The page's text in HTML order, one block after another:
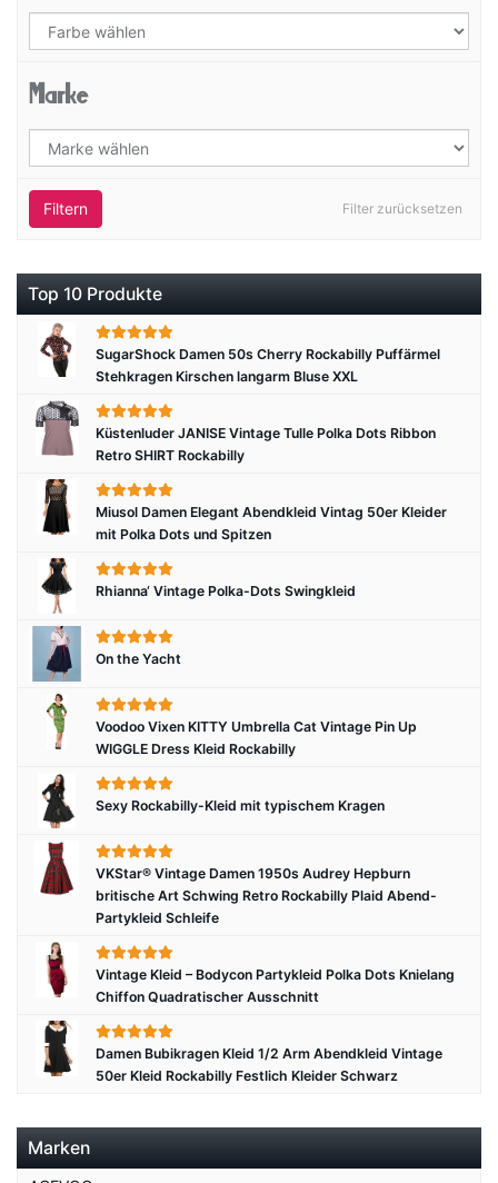
Marke
Filter zurücksetzen
Filtern
Top 10 Produkte
SugarShock Damen 50s Cherry Rockabilly Puffärmel
Stehkragen Kirschen langarm Bluse XXL
Küstenluder JANISE Vintage Tulle Polka Dots Ribbon
Retro SHIRT Rockabilly
Miusol Damen Elegant Abendkleid Vintag 50er Kleider
mit Polka Dots und Spitzen
Rhianna‘ Vintage Polka-Dots Swingkleid
On the Yacht
Voodoo Vixen KITTY Umbrella Cat Vintage Pin Up
WIGGLE Dress Kleid Rockabilly
Sexy Rockabilly-Kleid mit typischem Kragen
VKStar® Vintage Damen 1950s Audrey Hepburn
britische Art Schwing Retro Rockabilly Plaid Abend-
Partykleid Schleife
Vintage Kleid – Bodycon Partykleid Polka Dots Knielang
Chiffon Quadratischer Ausschnitt
Damen Bubikragen Kleid 1/2 Arm Abendkleid Vintage
50er Kleid Rockabilly Festlich Kleider Schwarz
Marken